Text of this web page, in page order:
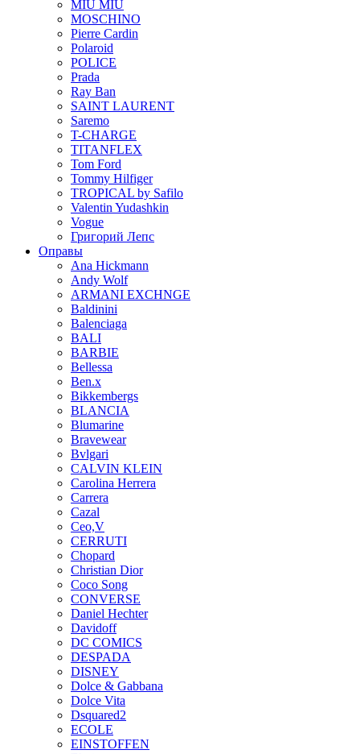
MIU MIU
MOSCHINO
Pierre Cardin
Polaroid
POLICE
Prada
Ray Ban
SAINT LAURENT
Saremo
T-CHARGE
TITANFLEX
Tom Ford
Tommy Hilfiger
TROPICAL by Safilo
Valentin Yudashkin
Vogue
Григорий Лепс
Оправы
Ana Hickmann
Andy Wolf
ARMANI EXCHNGE
Baldinini
Balenciaga
BALI
BARBIE
Bellessa
Ben.x
Bikkembergs
BLANCIA
Blumarine
Bravewear
Bvlgari
CALVIN KLEIN
Carolina Herrera
Carrera
Cazal
Ceo,V
CERRUTI
Chopard
Christian Dior
Coco Song
CONVERSE
Daniel Hechter
Davidoff
DC COMICS
DESPADA
DISNEY
Dolce & Gabbana
Dolce Vita
Dsquared2
ECOLE
EINSTOFFEN